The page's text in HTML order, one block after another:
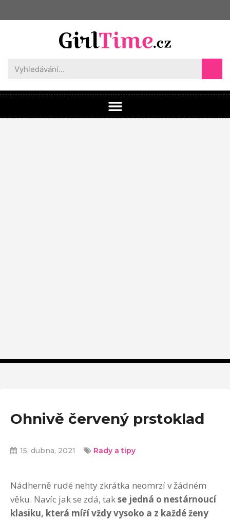
Ohnivě červený prstoklad
15. dubna, 2021 Rady a tipy
Nádherně rudé nehty zkrátka neomrzí v žádném
věku. Navíc jak se zdá, takse jedná o nestárnoucí
klasiku, která míří vždy vysoko a z každé ženy